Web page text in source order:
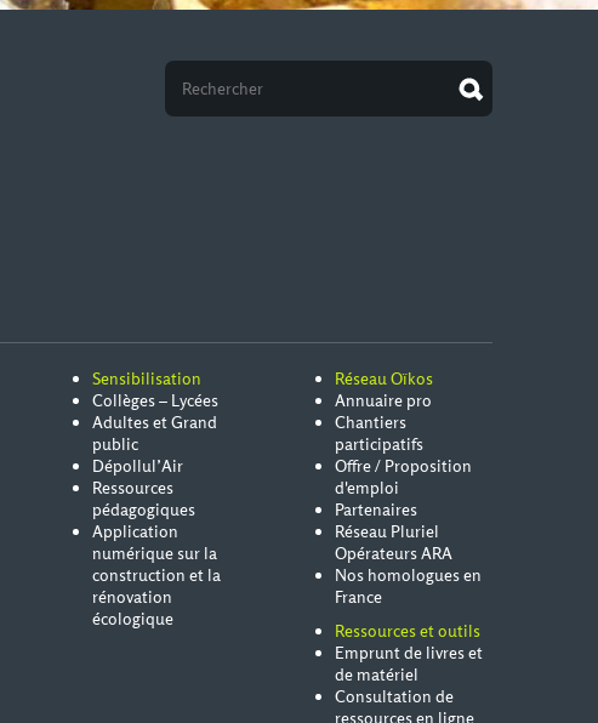
Sensibilisation
Collèges – Lycées
Adultes et Grand
public
Dépollul’Air
Ressources
pédagogiques
Application
numérique sur la
construction et la
rénovation
écologique
Réseau Oïkos
Annuaire pro
Chantiers
participatifs
Offre / Proposition
d'emploi
Partenaires
Réseau Pluriel
Opérateurs ARA
Nos homologues en
France
Ressources et outils
Emprunt de livres et
de matériel
Consultation de
ressources en ligne